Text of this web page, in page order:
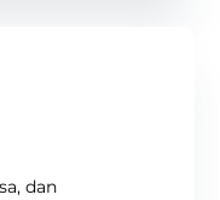
dan